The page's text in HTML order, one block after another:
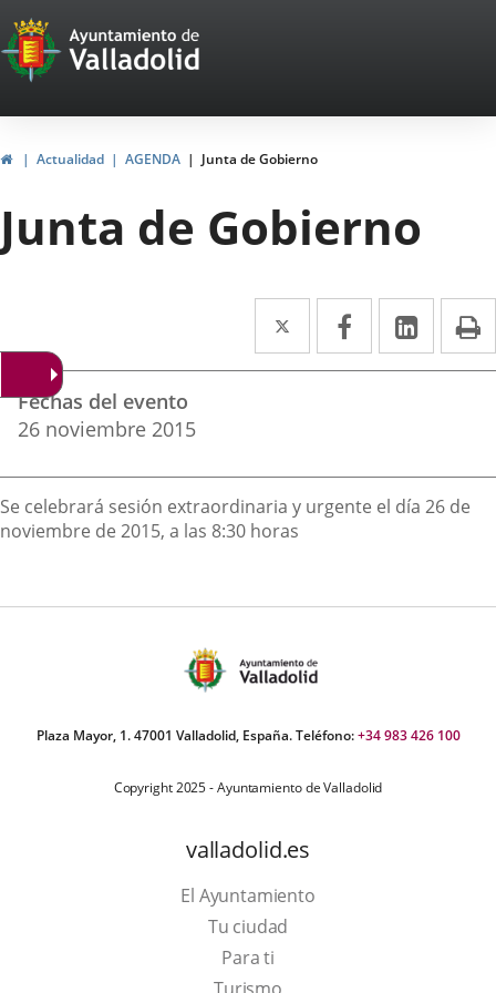
Portal
Web
del
Ayuntamiento
de
Valladolid
HomeActualidad AGENDA Junta de Gobierno
Junta de Gobierno
Twitter
Enlace
a
externa.
Facebook
Enlace
a
externa.
Enlace
a
Datos
del
evento
Fechas del evento
26 noviembre 2015
Descripción
Se celebrará sesión extraordinaria y urgente el día 26 de
noviembre de 2015, a las 8:30 horas
Plaza Mayor, 1. 47001 Valladolid, España. Teléfono:+34 983 426 100
Copyright 2025 - Ayuntamiento de Valladolid
valladolid.es
El Ayuntamiento
Tu ciudad
Para ti
This